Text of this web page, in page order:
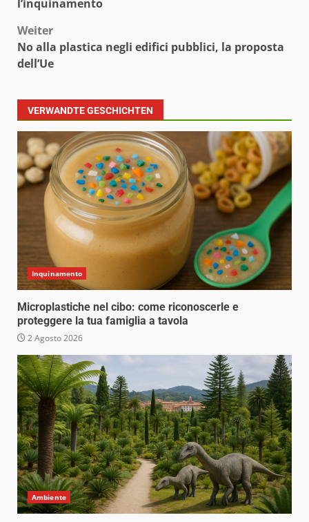
l’inquinamento
Weiter
No alla plastica negli edifici pubblici, la proposta
dell’Ue
VERWANDTE GESCHICHTEN
Inquinamento
Microplastiche nel cibo: come riconoscerle e
proteggere la tua famiglia a tavola
2 Agosto 2026
Ambiente